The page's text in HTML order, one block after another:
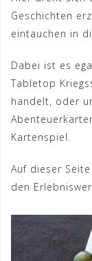
Geschichten
eintauchen in
Dabei ist es
Tabletop
handelt, oder
Kartenspiel.
Auf dieser
den